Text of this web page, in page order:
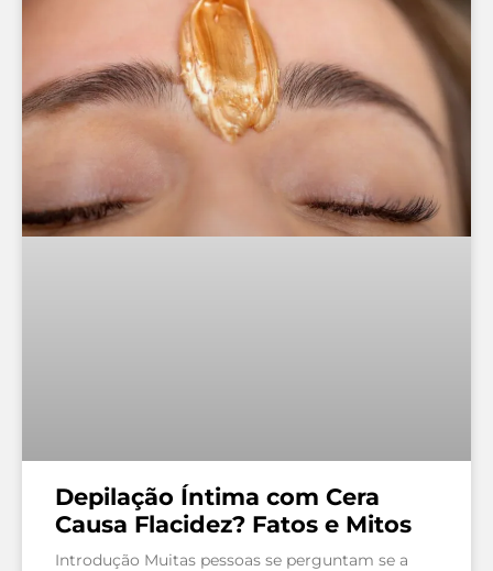
Depilação Íntima com Cera
Causa Flacidez? Fatos e Mitos
Introdução Muitas pessoas se perguntam se a